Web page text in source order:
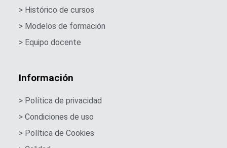
> Histórico de cursos
> Modelos de formación
> Equipo docente
Información
> Política de privacidad
> Condiciones de uso
> Política de Cookies